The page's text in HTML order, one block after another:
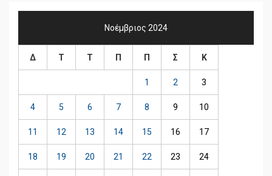
Νοέμβριος 2024
Δ Τ Τ Π Π Σ Κ
1 2 3
4 5 6 7 8 9 10
11 12 13 14 15 16 17
18 19 20 21 22 23 24